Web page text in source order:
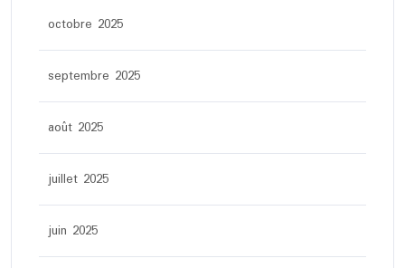
octobre 2025
septembre 2025
août 2025
juillet 2025
juin 2025